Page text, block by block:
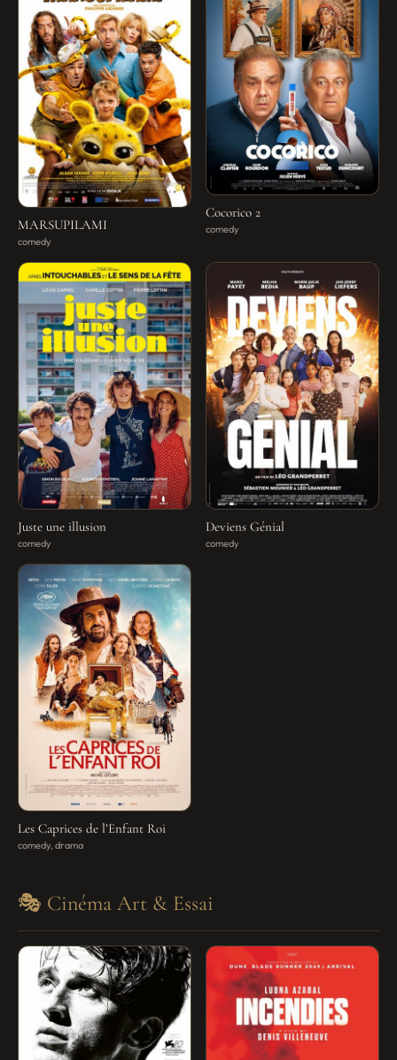
MARSUPILAMI
comedy
Cocorico 2
comedy
Juste une illusion
comedy
Deviens Génial
comedy
Les Caprices de l’Enfant Roi
comedy, drama
🎭 Cinéma Art & Essai